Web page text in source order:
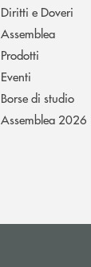
Diritti e Doveri
Assemblea
Prodotti
Eventi
Borse di studio
Assemblea 2026